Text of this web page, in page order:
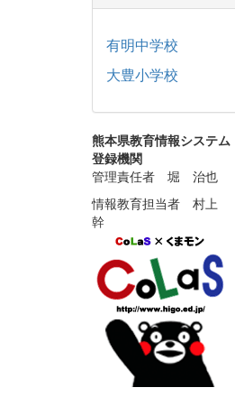
有明中学校
大豊小学校
熊本県教育情報システム
登録機関
管理責任者 堀 治也
情報教育担当者 村上
幹